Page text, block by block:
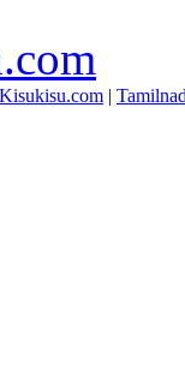
Kisukisu.com |